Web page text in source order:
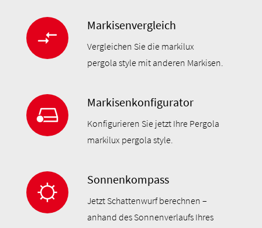
Markisenvergleich
Vergleichen Sie die markilux
pergola style mit anderen Markisen.
Markisenkonfigurator
Konfigurieren Sie jetzt Ihre Pergola
markilux pergola style.
Sonnenkompass
Jetzt Schattenwurf berechnen –
anhand des Sonnenverlaufs Ihres